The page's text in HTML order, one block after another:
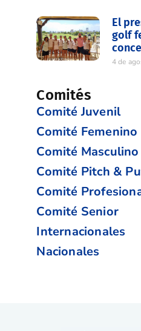
El
golf
4 de
Comités
Comité Juvenil
Comité Femenino
Comité Masculino
Comité Pitch &
Comité
Comité Senior
Internacionales
Nacionales